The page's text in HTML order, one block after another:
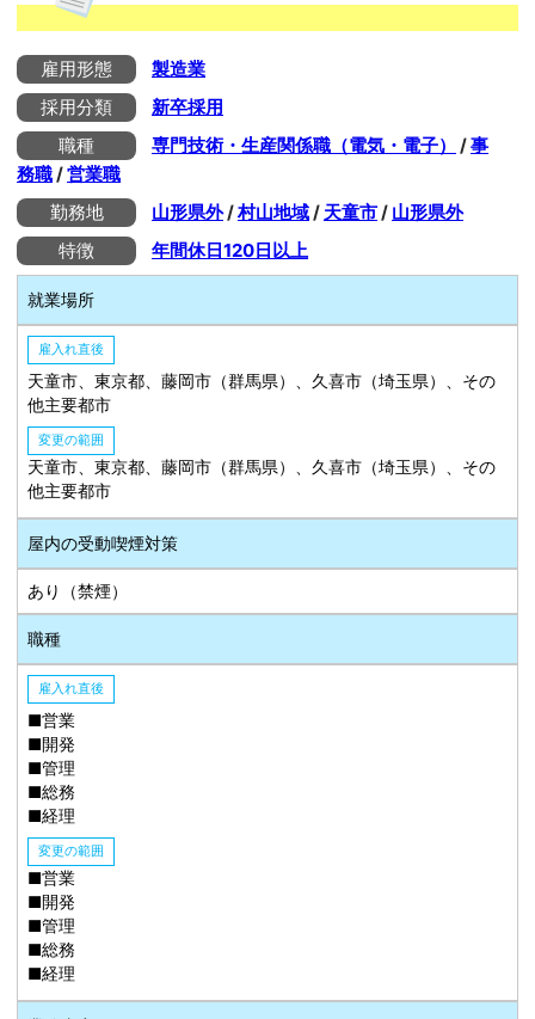
雇用形態
製造業
採用分類
新卒採用
職種
専門技術・生産関係職（電気・電子） /事
務職 /営業職
勤務地
山形県外/村山地域 / 天童市 / 山形県外
特徴
年間休日120日以上
就業場所
雇入れ直後
天童市、東京都、藤岡市（群馬県）、久喜市（埼玉県）、その
他主要都市
変更の範囲
天童市、東京都、藤岡市（群馬県）、久喜市（埼玉県）、その
他主要都市
屋内の受動喫煙対策
あり（禁煙）
職種
雇入れ直後
■営業
■開発
■管理
■総務
■経理
変更の範囲
■営業
■開発
■管理
■総務
■経理